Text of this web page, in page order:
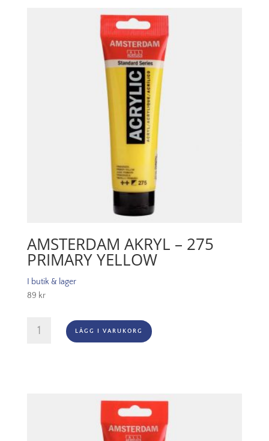
AMSTERDAM AKRYL – 275
PRIMARY YELLOW
I butik & lager
89 kr
Amsterdam
Akryl
LÄGG I VARUKORG